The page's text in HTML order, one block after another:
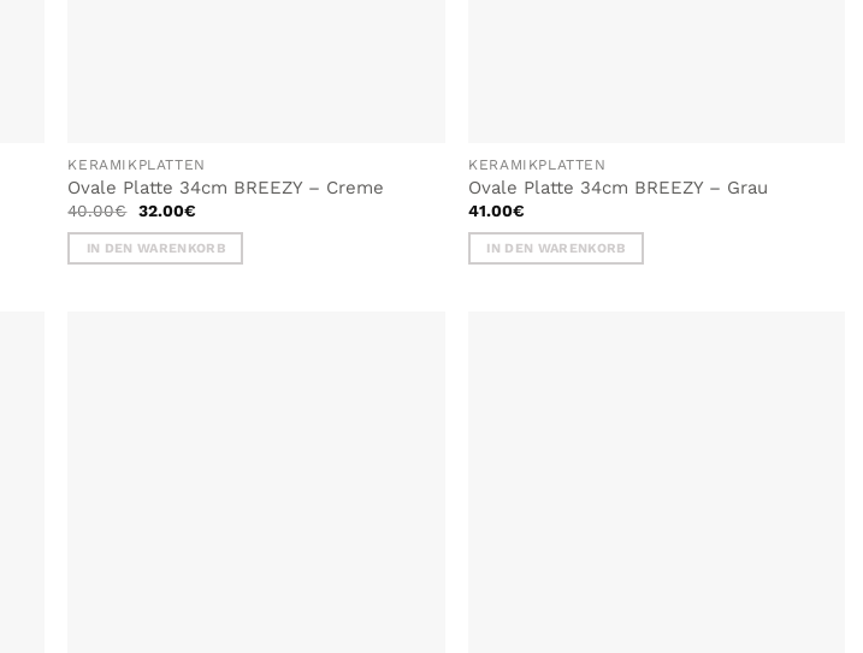
KERAMIKPLATTEN
Ovale Platte 34cm BREEZY – Creme
40.00€ Ursprünglicher
war:
40.00€
32.00€Aktueller
ist:
32.00€.
IN DEN WARENKORB
KERAMIKPLATTEN
Ovale Platte 34cm BREEZY – Grau
41.00€
IN DEN WARENKORB